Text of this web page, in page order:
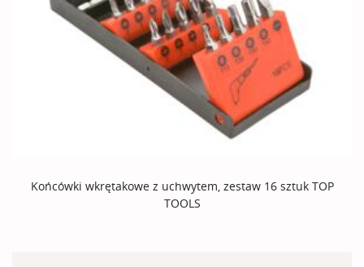
Końcówki wkrętakowe z uchwytem, zestaw 16 sztuk TOP
TOOLS